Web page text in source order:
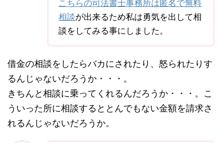
こちらの司法書士事務所は匿名で無料
相談が出来るため私は勇気を出して相
談をしてみる事にしました。
借金の相談をしたらバカにされたり、怒られたりす
るんじゃないだろうか・・・。
きちんと相談に乗ってくれるんだろうか・・・。こ
ういった所に相談するととんでもない金額を請求さ
れるんじゃないだろうか。